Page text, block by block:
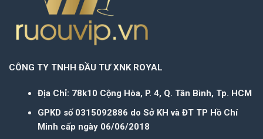
CÔNG TY TNHH ĐẦU TƯ XNK ROYAL
Địa Chỉ: 78k10 Cộng Hòa, P. 4, Q. Tân Bình, Tp. HCM
GPKD số 0315092886 do Sở KH và ĐT TP Hồ Chí
Minh cấp ngày 06/06/2018